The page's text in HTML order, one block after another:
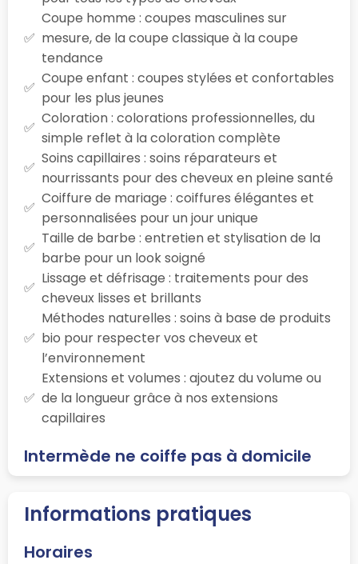
Coupe homme : coupes masculines sur
mesure, de la coupe classique à la coupe
tendance
Coupe enfant : coupes stylées et confortables
pour les plus jeunes
Coloration : colorations professionnelles, du
simple reflet à la coloration complète
Soins capillaires : soins réparateurs et
nourrissants pour des cheveux en pleine santé
Coiffure de mariage : coiffures élégantes et
personnalisées pour un jour unique
Taille de barbe : entretien et stylisation de la
barbe pour un look soigné
Lissage et défrisage : traitements pour des
cheveux lisses et brillants
Méthodes naturelles : soins à base de produits
bio pour respecter vos cheveux et
l’environnement
Extensions et volumes : ajoutez du volume ou
de la longueur grâce à nos extensions
capillaires
Intermède ne coiffe pas à domicile
Informations pratiques
Horaires